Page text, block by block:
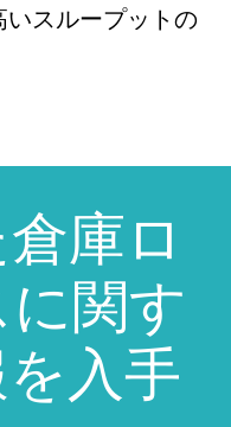
スループットの
庫ロ
関す
入手